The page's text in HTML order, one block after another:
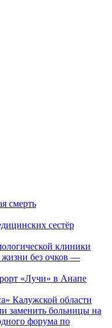
смерть
сестёр
клиники
без очков —
«Лучи» в Анапе
Калужской области
заменить больницы на
форума по